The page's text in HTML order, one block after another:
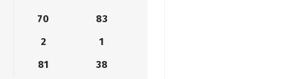
70
83
2
1
81 38